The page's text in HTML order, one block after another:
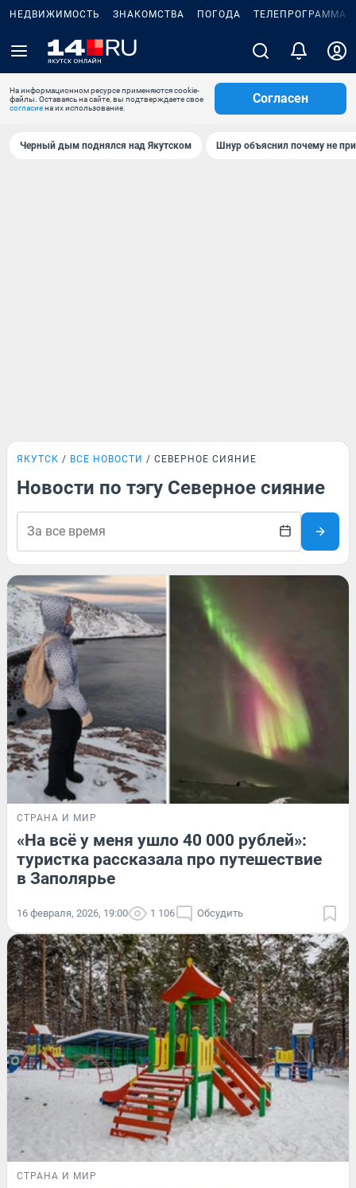
НЕДВИЖИМОСТЬ ЗНАКОМСТВА ПОГОДА ТЕЛЕПРОГРАММА
На информационном ресурсе применяются cookie-
файлы. Оставаясь на сайте, вы подтверждаете свое
согласиена их использование.
Согласен
Черный дым поднялся над Якутском Шнур объяснил почему не
ЯКУТСК ВСЕ НОВОСТИ СЕВЕРНОЕ СИЯНИЕ
Новости по тэгу Северное сияние
СТРАНА И МИР
«На всё у меня ушло 40 000 рублей»:
туристка рассказала про путешествие
в Заполярье
16 февраля, 2026, 19:00 1 106 Обсудить
СТРАНА И МИР